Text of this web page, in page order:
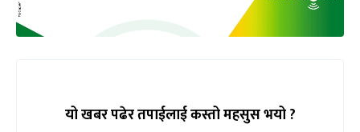
यो खबर पढेर तपाईलाई कस्तो महसुस भयो ?